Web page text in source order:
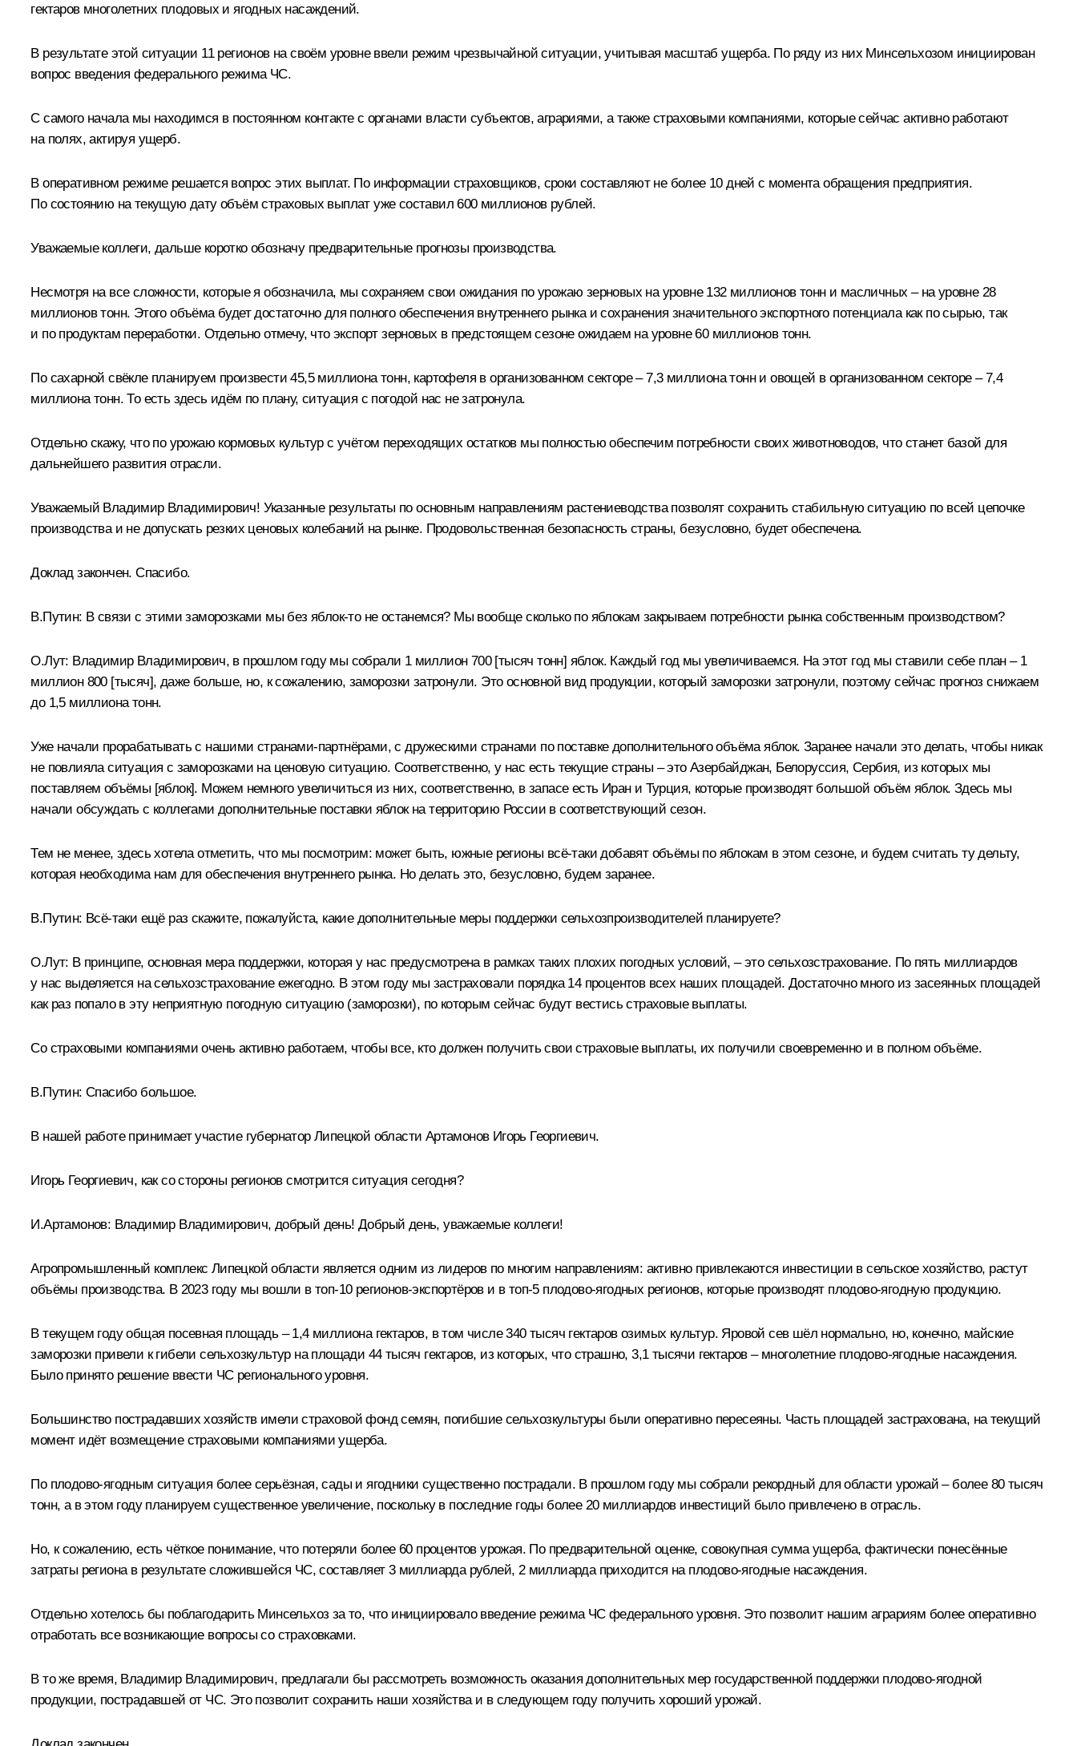
гектаров многолетних плодовых и ягодных насаждений.
В результате этой ситуации 11 регионов на своём уровне ввели режим чрезвычайной ситуации, учитывая масштаб ущерба. По ряду из них Минсельхозом инициирован
вопрос введения федерального режима ЧС.
С самого начала мы находимся в постоянном контакте с органами власти субъектов, аграриями, а также страховыми компаниями, которые сейчас активно работают
на полях, актируя ущерб.
В оперативном режиме решается вопрос этих выплат. По информации страховщиков, сроки составляют не более 10 дней с момента обращения предприятия.
По состоянию на текущую дату объём страховых выплат уже составил 600 миллионов рублей.
Уважаемые коллеги, дальше коротко обозначу предварительные прогнозы производства.
Несмотря на все сложности, которые я обозначила, мы сохраняем свои ожидания по урожаю зерновых на уровне 132 миллионов тонн и масличных – на уровне 28
миллионов тонн. Этого объёма будет достаточно для полного обеспечения внутреннего рынка и сохранения значительного экспортного потенциала как по сырью, так
и по продуктам переработки. Отдельно отмечу, что экспорт зерновых в предстоящем сезоне ожидаем на уровне 60 миллионов тонн.
По сахарной свёкле планируем произвести 45,5 миллиона тонн, картофеля в организованном секторе – 7,3 миллиона тонн и овощей в организованном секторе – 7,4
миллиона тонн. То есть здесь идём по плану, ситуация с погодой нас не затронула.
Отдельно скажу, что по урожаю кормовых культур с учётом переходящих остатков мы полностью обеспечим потребности своих животноводов, что станет базой для
дальнейшего развития отрасли.
Уважаемый Владимир Владимирович! Указанные результаты по основным направлениям растениеводства позволят сохранить стабильную ситуацию по всей цепочке
производства и не допускать резких ценовых колебаний на рынке. Продовольственная безопасность страны, безусловно, будет обеспечена.
Доклад закончен. Спасибо.
В.Путин: В связи с этими заморозками мы без яблок-то не останемся? Мы вообще сколько по яблокам закрываем потребности рынка собственным производством?
О.Лут: Владимир Владимирович, в прошлом году мы собрали 1 миллион 700 [тысяч тонн] яблок. Каждый год мы увеличиваемся. На этот год мы ставили себе план – 1
миллион 800 [тысяч], даже больше, но, к сожалению, заморозки затронули. Это основной вид продукции, который заморозки затронули, поэтому сейчас прогноз снижаем
до 1,5 миллиона тонн.
Уже начали прорабатывать с нашими странами-партнёрами, с дружескими странами по поставке дополнительного объёма яблок. Заранее начали это делать, чтобы никак
не повлияла ситуация с заморозками на ценовую ситуацию. Соответственно, у нас есть текущие страны – это Азербайджан, Белоруссия, Сербия, из которых мы
поставляем объёмы [яблок]. Можем немного увеличиться из них, соответственно, в запасе есть Иран и Турция, которые производят большой объём яблок. Здесь мы
начали обсуждать с коллегами дополнительные поставки яблок на территорию России в соответствующий сезон.
Тем не менее, здесь хотела отметить, что мы посмотрим: может быть, южные регионы всё-таки добавят объёмы по яблокам в этом сезоне, и будем считать ту дельту,
которая необходима нам для обеспечения внутреннего рынка. Но делать это, безусловно, будем заранее.
В.Путин: Всё-таки ещё раз скажите, пожалуйста, какие дополнительные меры поддержки сельхозпроизводителей планируете?
О.Лут: В принципе, основная мера поддержки, которая у нас предусмотрена в рамках таких плохих погодных условий, – это сельхозстрахование. По пять миллиардов
у нас выделяется на сельхозстрахование ежегодно. В этом году мы застраховали порядка 14 процентов всех наших площадей. Достаточно много из засеянных площадей
как раз попало в эту неприятную погодную ситуацию (заморозки), по которым сейчас будут вестись страховые выплаты.
Со страховыми компаниями очень активно работаем, чтобы все, кто должен получить свои страховые выплаты, их получили своевременно и в полном объёме.
В.Путин: Спасибо большое.
В нашей работе принимает участие губернатор Липецкой области Артамонов Игорь Георгиевич.
Игорь Георгиевич, как со стороны регионов смотрится ситуация сегодня?
И.Артамонов: Владимир Владимирович, добрый день! Добрый день, уважаемые коллеги!
Агропромышленный комплекс Липецкой области является одним из лидеров по многим направлениям: активно привлекаются инвестиции в сельское хозяйство, растут
объёмы производства. В 2023 году мы вошли в топ-10 регионов-экспортёров и в топ-5 плодово-ягодных регионов, которые производят плодово-ягодную продукцию.
В текущем году общая посевная площадь – 1,4 миллиона гектаров, в том числе 340 тысяч гектаров озимых культур. Яровой сев шёл нормально, но, конечно, майские
заморозки привели к гибели сельхозкультур на площади 44 тысяч гектаров, из которых, что страшно, 3,1 тысячи гектаров – многолетние плодово-ягодные насаждения.
Было принято решение ввести ЧС регионального уровня.
Большинство пострадавших хозяйств имели страховой фонд семян, погибшие сельхозкультуры были оперативно пересеяны. Часть площадей застрахована, на текущий
момент идёт возмещение страховыми компаниями ущерба.
По плодово-ягодным ситуация более серьёзная, сады и ягодники существенно пострадали. В прошлом году мы собрали рекордный для области урожай – более 80 тысяч
тонн, а в этом году планируем существенное увеличение, поскольку в последние годы более 20 миллиардов инвестиций было привлечено в отрасль.
Но, к сожалению, есть чёткое понимание, что потеряли более 60 процентов урожая. По предварительной оценке, совокупная сумма ущерба, фактически понесённые
затраты региона в результате сложившейся ЧС, составляет 3 миллиарда рублей, 2 миллиарда приходится на плодово-ягодные насаждения.
Отдельно хотелось бы поблагодарить Минсельхоз за то, что инициировало введение режима ЧС федерального уровня. Это позволит нашим аграриям более оперативно
отработать все возникающие вопросы со страховками.
В то же время, Владимир Владимирович, предлагали бы рассмотреть возможность оказания дополнительных мер государственной поддержки плодово-ягодной
продукции, пострадавшей от ЧС. Это позволит сохранить наши хозяйства и в следующем году получить хороший урожай.